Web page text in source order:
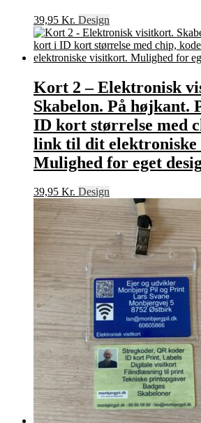
39,95 Kr. Design
Kort 2 – Elektronisk
Skabelon. På højkant.
ID kort størrelse med
link til dit
Mulighed for eget
39,95 Kr. Design